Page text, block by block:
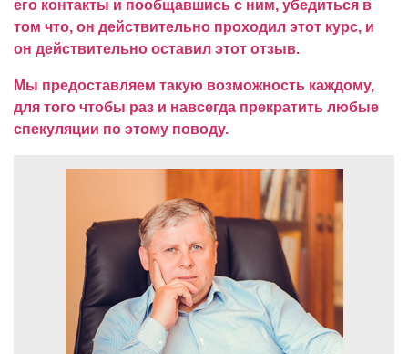
его контакты и пообщавшись с ним, убедиться в
том что, он действительно проходил этот курс, и
он действительно оставил этот отзыв.
Мы предоставляем такую возможность каждому,
для того чтобы раз и навсегда прекратить любые
спекуляции по этому поводу.